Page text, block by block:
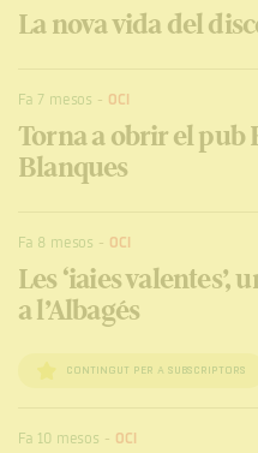
La nova vida del
Fa 7 mesos - OCI
Torna a obrir el pub
Blanques
Fa 8 mesos - OCI
Les ‘iaies
a l’Albagés
CONTINGUT PER A SUBSCRIPTORS
Fa 10 mesos - OCI